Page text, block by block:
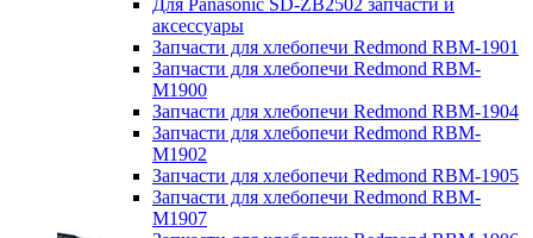
Для Panasonic SD-ZB2502 запчасти и
аксессуары
Запчасти для хлебопечи Redmond RBM-1901
Запчасти для хлебопечи Redmond RBM-
M1900
Запчасти для хлебопечи Redmond RBM-1904
Запчасти для хлебопечи Redmond RBM-
M1902
Запчасти для хлебопечи Redmond RBM-1905
Запчасти для хлебопечи Redmond RBM-
M1907